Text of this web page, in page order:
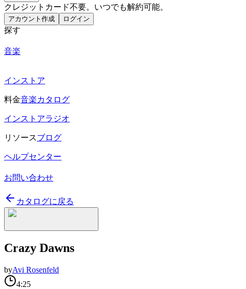
クレジットカード不要。いつでも解約可能。
アカウント作成 ログイン
探す
音楽
インストア
料金音楽カタログ
インストアラジオ
リソースブログ
ヘルプセンター
お問い合わせ
カタログに戻る
Crazy Dawns
byAvi Rosenfeld
4:25